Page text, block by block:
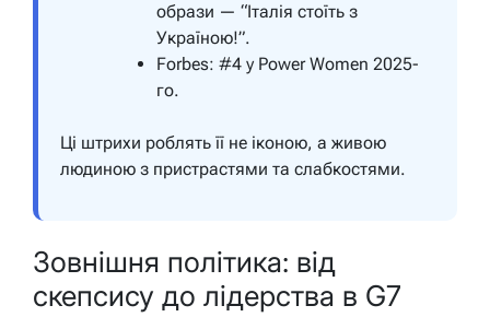
образи — “Італія стоїть з
Україною!”.
Forbes: #4 у Power Women 2025-
го.
Ці штрихи роблять її не іконою, а живою
людиною з пристрастями та слабкостями.
Зовнішня політика: від
скепсису до лідерства в G7